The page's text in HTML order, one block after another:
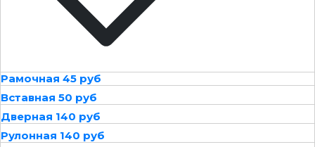
Рамочная 45 руб
Вставная 50 руб
Дверная 140 руб
Рулонная 140 руб